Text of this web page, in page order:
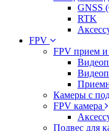
GNSS
RTK
FPV
FPV прием и
Камеры с
FPV камера
Подвес для